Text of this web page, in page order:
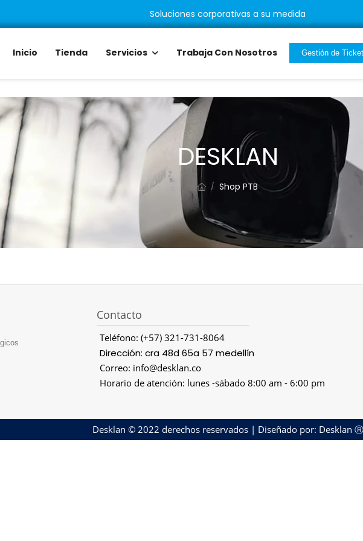
Soluciones corporativas a su medida
Inicio Tienda Servicios Trabaja Con Nosotros Gestión de Ticket
DESKLAN
/ Shop PTB
Contacto
Teléfono: (+57) 321-731-8064
Dirección: cra 48d 65a 57 medellín
Correo: info@desklan.co
Horario de atención: lunes -sábado 8:00 am - 6:00 pm
Desklan © 2022 derechos reservados | Diseñado por: Desklan Ⓡ